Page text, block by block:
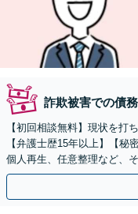
詐欺被害での債
【初回相談無料】現状を打
【弁護士歴15年以上】【秘
個人再生、任意整理など、
した上で適切な方法を考え